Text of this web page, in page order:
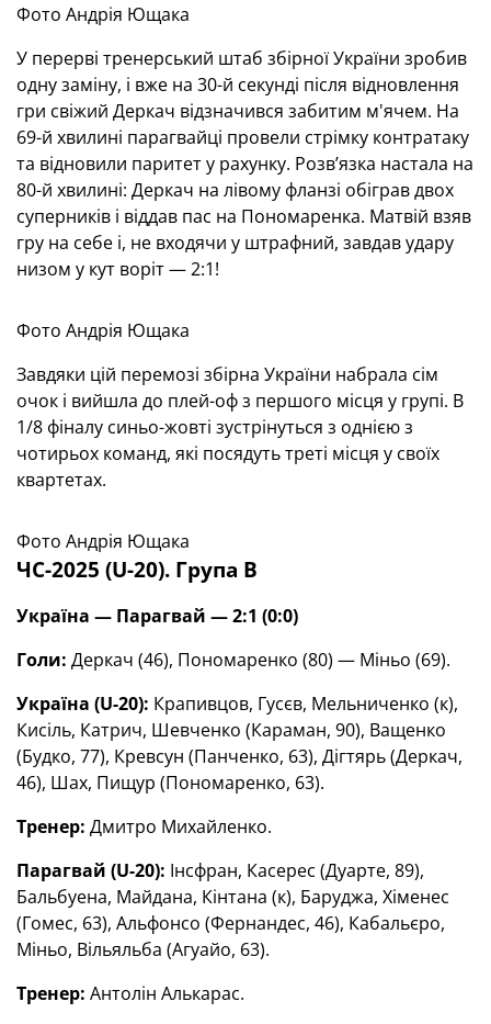
Фото Андрія Ющака
У перерві тренерський штаб збірної України зробив
одну заміну, і вже на 30-й секунді після відновлення
гри свіжий Деркач відзначився забитим м'ячем. На
69-й хвилині парагвайці провели стрімку контратаку
та відновили паритет у рахунку. Розв’язка настала на
80-й хвилині: Деркач на лівому фланзі обіграв двох
суперників і віддав пас на Пономаренка. Матвій взяв
гру на себе і, не входячи у штрафний, завдав удару
низом у кут воріт — 2:1!
Фото Андрія Ющака
Завдяки цій перемозі збірна України набрала сім
очок і вийшла до плей-оф з першого місця у групі. В
1/8 фіналу синьо-жовті зустрінуться з однією з
чотирьох команд, які посядуть треті місця у своїх
квартетах.
Фото Андрія Ющака
ЧС-2025 (U-20). Група В
Україна — Парагвай — 2:1 (0:0)
Голи: Деркач (46), Пономаренко (80) — Міньо (69).
Україна (U-20): Крапивцов, Гусєв, Мельниченко (к),
Кисіль, Катрич, Шевченко (Караман, 90), Ващенко
(Будко, 77), Кревсун (Панченко, 63), Дігтярь (Деркач,
46), Шах, Пищур (Пономаренко, 63).
Тренер: Дмитро Михайленко.
Парагвай (U-20): Інсфран, Касерес (Дуарте, 89),
Бальбуена, Майдана, Кінтана (к), Баруджа, Хіменес
(Гомес, 63), Альфонсо (Фернандес, 46), Кабальєро,
Міньо, Вільяльба (Агуайо, 63).
Тренер: Антолін Алькарас.